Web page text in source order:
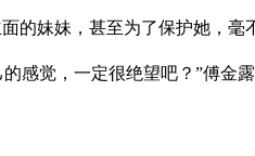
妹妹，甚至为了保护她，毫
觉，一定很绝望吧？”傅金露